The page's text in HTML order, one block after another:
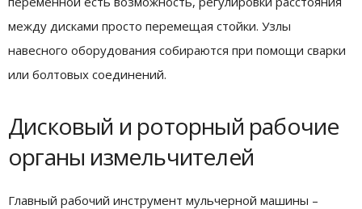
между дисками просто перемещая стойки. Узлы
навесного оборудования собираются при помощи сварки
или болтовых соединений.
Дисковый и роторный рабочие
органы измельчителей
Главный рабочий инструмент мульчерной машины –